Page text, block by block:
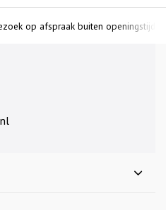
op afspraak buiten openingstijden